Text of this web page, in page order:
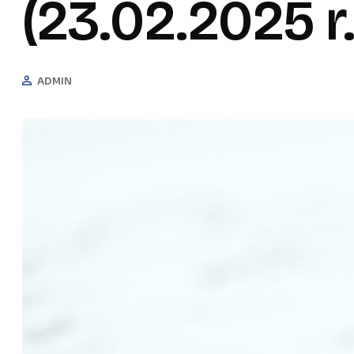
(23.02.2025
ADMIN